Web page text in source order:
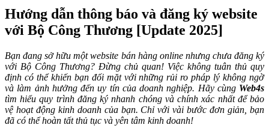
Hướng dẫn thông báo và đăng ký website
với Bộ Công Thương [Update 2025]
Bạn đang sở hữu một website bán hàng online nhưng chưa đăng ký
với Bộ Công Thương? Đừng chủ quan! Việc không tuân thủ quy
định có thể khiến bạn đối mặt với những rủi ro pháp lý không ngờ
và làm ảnh hưởng đến uy tín của doanh nghiệp. Hãy cùng Web4s
tìm hiểu quy trình đăng ký nhanh chóng và chính xác nhất để bảo
vệ hoạt động kinh doanh của bạn. Chỉ với vài bước đơn giản, bạn
đã có thể hoàn tất thủ tục và yên tâm kinh doanh!